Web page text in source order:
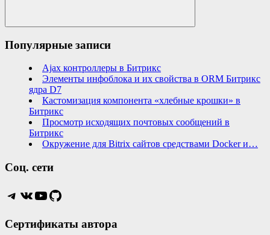
Search
Популярные записи
Ajax контроллеры в Битрикс
Элементы инфоблока и их свойства в ORM Битрикс
ядра D7
Кастомизация компонента «хлебные крошки» в
Битрикс
Просмотр исходящих почтовых сообщений в
Битрикс
Окружение для Bitrix сайтов средствами Docker и…
Соц. сети
Telegram
VKYouTube
GitHub
Сертификаты автора